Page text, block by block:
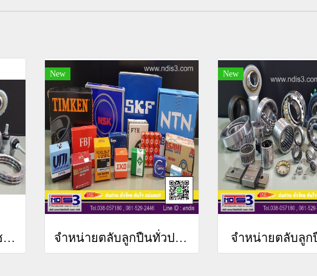
จำหน่ายตลับลูกปืนทุกชนิด
New
จำหน่ายตลับลูกปืนทั่วประเทศ
New
จำหน่ายตลับลู